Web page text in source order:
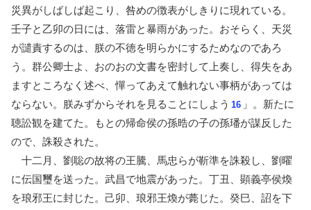
災異がしばしば起こり、咎めの徴表がしきりに現れている。
壬子と乙卯の日には、落雷と暴雨があった。おそらく、天災
が譴責するのは、朕の不徳を明らかにするためなのであろ
う。群公卿士よ、おのおの文書を密封して上奏し、得失をあ
ますところなく述べ、憚ってあえて触れない事柄があっては
ならない。朕みずからそれを見ることにしよう 16 」。新たに
聴訟観を建てた。もとの帰命侯の孫晧の子の孫璠が謀反した
ので、誅殺された。
十二月、劉聡の故将の王騰、馬忠らが靳準を誅殺し、劉曜
に伝国璽を送った。武昌で地震があった。丁丑、顕義亭侯煥
を琅邪王に封じた。己卯、琅邪王煥が薨じた。癸巳、詔を下